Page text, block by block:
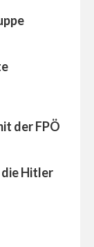
der FPÖ
die Hitler